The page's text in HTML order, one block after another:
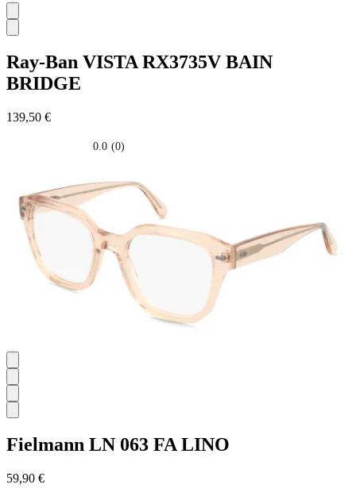
Ray-Ban VISTA RX3735V BAIN
BRIDGE
139,50 €
0.0 (0)
stelle.
Fielmann LN 063 FA LINO
59,90 €